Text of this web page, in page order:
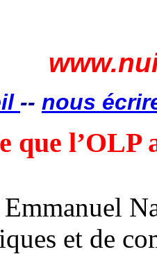
-- nous
que l’OLP
Emmanuel
et de